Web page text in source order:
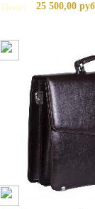
Цена:
25 500,00